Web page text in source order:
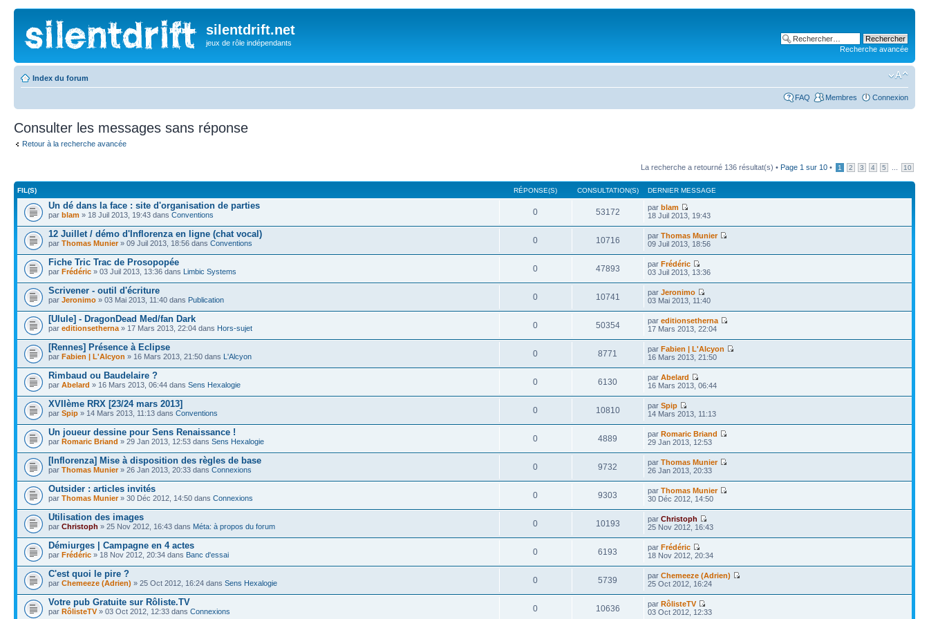
silentdrift.net
jeux de rôle indépendants
Recherche avancée
Index du forum
FAQ Membres Connexion
Consulter les messages sans réponse
Retour à la recherche avancée
La recherche a retourné 136 résultat(s) • Page 1 sur 10 • 1 2 3 4 5 10
FIL(S) RÉPONSE(S) CONSULTATION(S) DERNIER MESSAGE
Un dé dans la face : site d'organisation de parties
par blam » 18 Juil 2013, 19:43 dans Conventions 0 53172 parblam
18 Juil 2013, 19:43
12 Juillet / démo d'Inflorenza en ligne (chat vocal)
par Thomas Munier» 09 Juil 2013, 18:56 dans Conventions 0 10716 parThomas Munier
09 Juil 2013, 18:56
Fiche Tric Trac de Prosopopée
par Frédéric » 03 Juil 2013, 13:36 dans Limbic Systems 0 47893 parFrédéric
03 Juil 2013, 13:36
Scrivener - outil d'écriture
par Jeronimo » 03 Mai 2013, 11:40 dans Publication 0 10741 parJeronimo
03 Mai 2013, 11:40
[Ulule] - DragonDead Med/fan Dark
par editionsetherna » 17 Mars 2013, 22:04 dans Hors-sujet 0 50354 pareditionsetherna
17 Mars 2013, 22:04
[Rennes] Présence à Eclipse
par Fabien | L'Alcyon » 16 Mars 2013, 21:50 dans L'Alcyon 0 8771 parFabien | L'Alcyon
16 Mars 2013, 21:50
Rimbaud ou Baudelaire ?
par Abelard » 16 Mars 2013, 06:44 dans Sens Hexalogie 0 6130 parAbelard
16 Mars 2013, 06:44
XVIIème RRX [23/24 mars 2013]
par Spip » 14 Mars 2013, 11:13 dans Conventions 0 10810 parSpip
14 Mars 2013, 11:13
Un joueur dessine pour Sens Renaissance !
par Romaric Briand » 29 Jan 2013, 12:53 dans Sens Hexalogie 0 4889 parRomaric Briand
29 Jan 2013, 12:53
[Inflorenza] Mise à disposition des règles de base
par Thomas Munier» 26 Jan 2013, 20:33 dans Connexions 0 9732 parThomas Munier
26 Jan 2013, 20:33
Outsider : articles invités
par Thomas Munier» 30 Déc 2012, 14:50 dans Connexions 0 9303 parThomas Munier
30 Déc 2012, 14:50
Utilisation des images
par Christoph » 25 Nov 2012, 16:43 dans Méta: à propos du forum 0 10193 parChristoph
25 Nov 2012, 16:43
Démiurges | Campagne en 4 actes
par Frédéric » 18 Nov 2012, 20:34 dans Banc d'essai 0 6193 parFrédéric
18 Nov 2012, 20:34
C'est quoi le pire ?
par Chemeeze (Adrien) » 25 Oct 2012, 16:24 dans Sens Hexalogie 0 5739 parChemeeze (Adrien)
25 Oct 2012, 16:24
Votre pub Gratuite sur Rôliste.TV
par RôlisteTV» 03 Oct 2012, 12:33 dans Connexions 0 10636 parRôlisteTV
03 Oct 2012, 12:33